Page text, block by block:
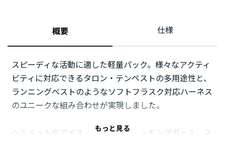
概要 仕様
スピーディな活動に適した軽量パック。様々なアクティ
ビティに対応できるタロン・テンペストの多用途性と、
ランニングベストのようなソフトフラスク対応ハーネス
のユニークな組み合わせが実現しました。
ヘルメットやアイスアックス、トレッキングポール、ス
もっと見る